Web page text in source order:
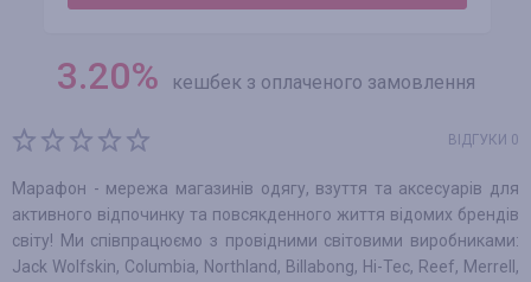
3.20% кешбек з оплаченого замовлення
ВІДГУКИ 0
Марафон - мережа магазинів одягу, взуття та аксесуарів для
активного відпочинку та повсякденного життя відомих брендів
світу! Ми співпрацюємо з провідними світовими виробниками:
Jack Wolfskin, Columbia, Northland, Billabong, Hi-Tec, Reef, Merrell,